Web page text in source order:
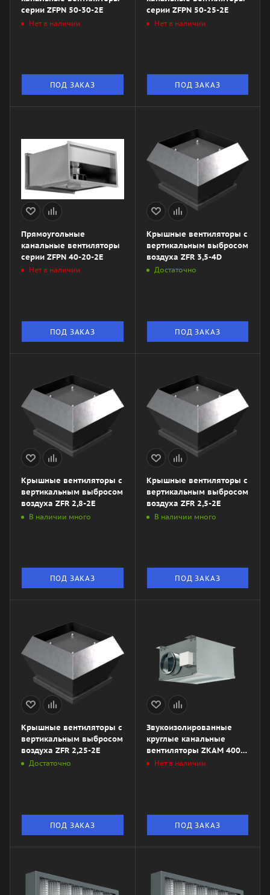
серии ZFPN 50-30-2E
Нет в наличии
ПОД ЗАКАЗ
серии ZFPN 50-25-2E
Нет в наличии
ПОД ЗАКАЗ
Прямоугольные
канальные вентиляторы
серии ZFPN 40-20-2E
Нет в наличии
ПОД ЗАКАЗ
Крышные вентиляторы с
вертикальным выбросом
воздуха ZFR 3,5-4D
Достаточно
ПОД ЗАКАЗ
Крышные вентиляторы с
вертикальным выбросом
воздуха ZFR 2,8-2E
В наличии много
ПОД ЗАКАЗ
Крышные вентиляторы с
вертикальным выбросом
воздуха ZFR 2,5-2E
В наличии много
ПОД ЗАКАЗ
Крышные вентиляторы с
вертикальным выбросом
воздуха ZFR 2,25-2E
Достаточно
ПОД ЗАКАЗ
Звукоизолированные
круглые канальные
вентиляторы ZKAM 400
LDНет в наличии
ПОД ЗАКАЗ